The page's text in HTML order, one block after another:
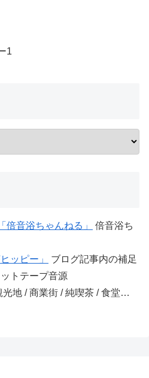
1
音浴ちゃんねる」
倍音浴ち
ッピー」
ブログ記事内の補足
トテープ音源
光地 / 商業街 / 純喫茶 / 食堂…